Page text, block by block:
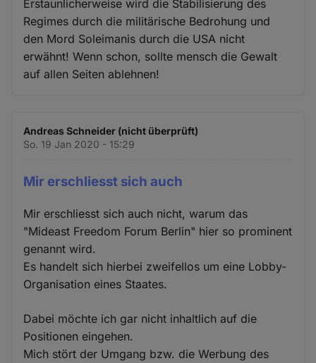
Erstaunlicherweise wird die Stabilisierung des
Regimes durch die militärische Bedrohung und
den Mord Soleimanis durch die USA nicht
erwähnt! Wenn schon, sollte mensch die Gewalt
auf allen Seiten ablehnen!
Andreas Schneider (nicht überprüft)
So. 19 Jan 2020 - 15:29
Mir erschliesst sich auch
Mir erschliesst sich auch nicht, warum das
"Mideast Freedom Forum Berlin" hier so prominent
genannt wird.
Es handelt sich hierbei zweifellos um eine Lobby-
Organisation eines Staates.
Dabei möchte ich gar nicht inhaltlich auf die
Positionen eingehen.
Mich stört der Umgang bzw. die Werbung des